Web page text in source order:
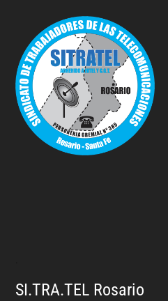
SI.TRA.TEL Rosario